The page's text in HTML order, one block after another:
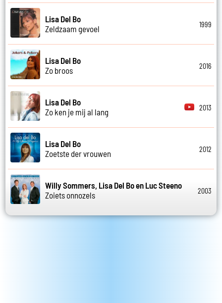
Lisa Del Bo
Zeldzaam gevoel
1999
Lisa Del Bo
Zo broos
2016
Lisa Del Bo
Zo ken je mij al lang
2013
Lisa Del Bo
Zoetste der vrouwen
2012
Willy Sommers, Lisa Del Bo en Luc Steeno
Zoiets onnozels
2003